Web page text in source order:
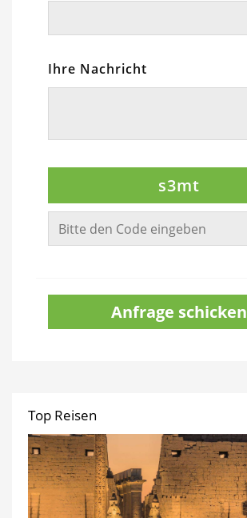
Ihre Nachricht
s3mt
Anfrage schicken
Top Reisen